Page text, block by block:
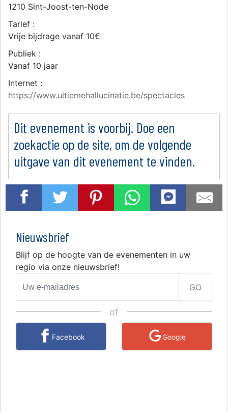
1210 Sint-Joost-ten-Node
Tarief :
Vrije bijdrage vanaf 10€
Publiek :
Vanaf 10 jaar
Internet :
https://www.ultiemehallucinatie.be/spectacles
Dit evenement is voorbij. Doe een
zoekactie op de site, om de volgende
uitgave van dit evenement te vinden.
Nieuwsbrief
Blijf op de hoogte van de evenementen in uw
regio via onze nieuwsbrief!
GO
of
Facebook Google